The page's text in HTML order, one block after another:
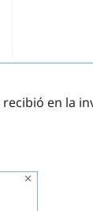
en la